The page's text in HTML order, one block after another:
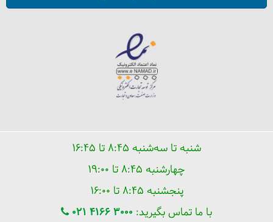
در حمام های سنتی استانبول چه می‌بینیم؟
شنبه تا سه‌شنبه ۸:۴۵ تا ۱۶:۴۵
چهارشنبه ۸:۴۵ تا ۱۹:۰۰
پنجشنبه ۸:۴۵ تا ۱۶:۰۰
با ما تماس بگیرید: 021 4166 3000